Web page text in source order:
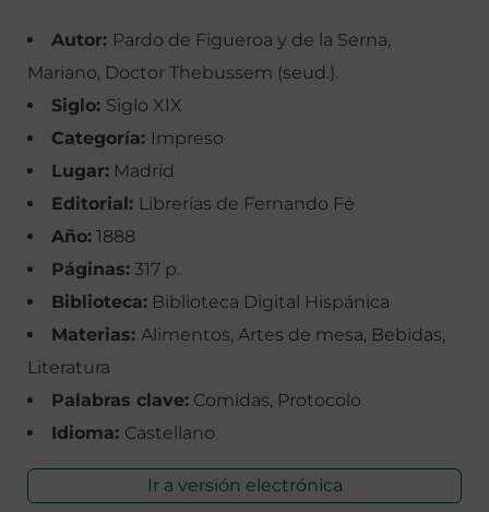
Autor: Pardo de Figueroa y de la Serna,
Mariano, Doctor Thebussem (seud.).
Siglo: Siglo XIX
Categoría: Impreso
Lugar: Madrid
Editorial: Librerías de Fernando Fé
Año: 1888
Páginas: 317 p.
Biblioteca: Biblioteca Digital Hispánica
Materias: Alimentos, Artes de mesa, Bebidas,
Literatura
Palabras clave: Comidas, Protocolo
Idioma: Castellano
Ir a versión electrónica